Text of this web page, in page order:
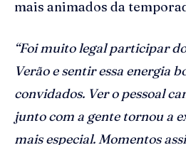
mais animados da
“Foi muito legal participar
Verão e sentir essa energia
convidados. Ver o pessoal
junto com a gente tornou a
mais especial. Momentos